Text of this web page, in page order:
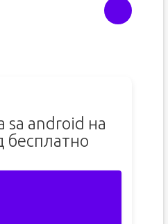
sa android на
бесплатно